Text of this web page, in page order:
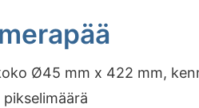
Ø45 mm x 422 mm,